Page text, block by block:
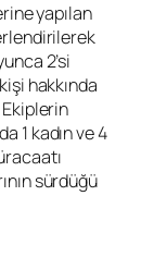
yapılan
2’si
hakkında
1 kadın ve 4
sürdüğü